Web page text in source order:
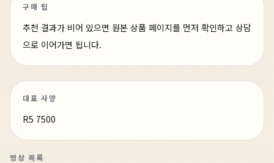
구매 팁
추천 결과가 비어 있으면 원본 상품 페이지를 먼저 확인하고 상담
으로 이어가면 됩니다.
대표 사양
R5 7500
영상 목록